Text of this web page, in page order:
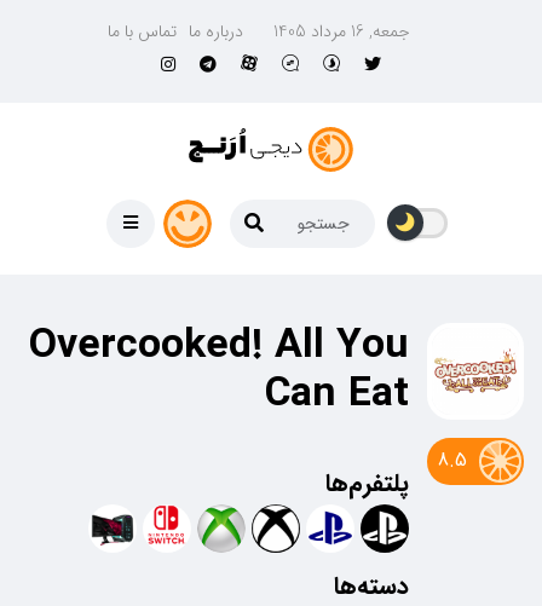
جمعه, 16 مرداد 1405 درباره ما تماس با ما
8.5
Overcooked! All You
Can Eat
پلتفرم‌ها
دسته‌ها